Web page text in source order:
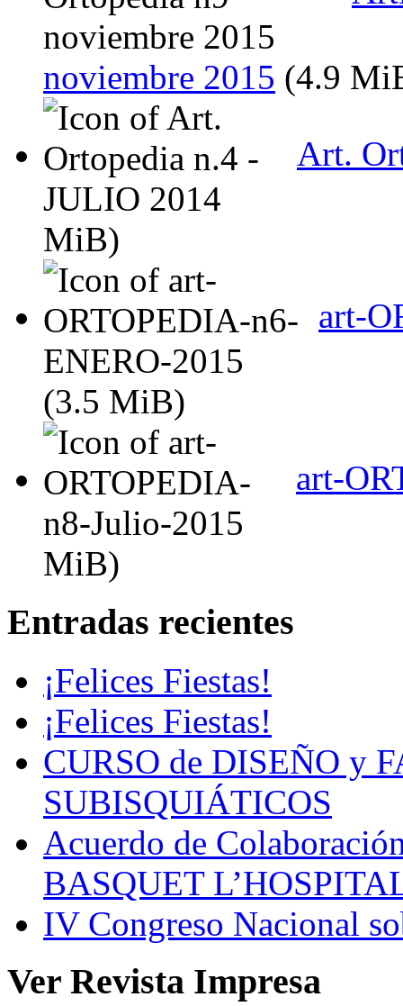
noviembre 2015 (4.9
Art.
MiB)
art-
(3.5 MiB)
art-
MiB)
Entradas recientes
¡Felices Fiestas!
¡Felices Fiestas!
CURSO de DISEÑO y
SUBISQUIÁTICOS
Acuerdo de
BASQUET
IV Congreso Nacional
Ver Revista Impresa